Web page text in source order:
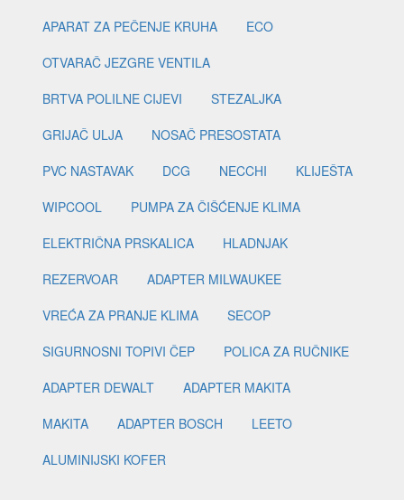
APARAT ZA PEČENJE KRUHA
ECO
OTVARAČ JEZGRE VENTILA
BRTVA POLILNE CIJEVI
STEZALJKA
GRIJAČ ULJA
NOSAČ PRESOSTATA
PVC NASTAVAK
DCG NECCHI
KLIJEŠTA
WIPCOOL
PUMPA ZA ČIŠĆENJE KLIMA
ELEKTRIČNA PRSKALICA
HLADNJAK
REZERVOAR
ADAPTER MILWAUKEE
VREĆA ZA PRANJE KLIMA
SECOP
SIGURNOSNI TOPIVI ČEP
POLICA ZA RUČNIKE
ADAPTER DEWALT
ADAPTER MAKITA
MAKITA
ADAPTER BOSCH
LEETO
ALUMINIJSKI KOFER